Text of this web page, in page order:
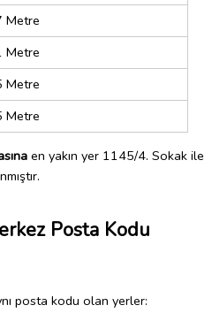
Metre
Metre
Metre
Metre
en yakın yer 1145/4. Sokak ile
Posta Kodu
posta kodu olan yerler: